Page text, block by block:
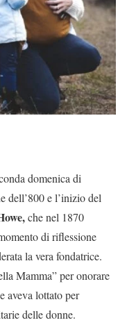
domenica di
dell’800 e l’inizio del
che nel 1870
di riflessione
la vera fondatrice.
Mamma” per onorare
aveva lottato per
delle donne.